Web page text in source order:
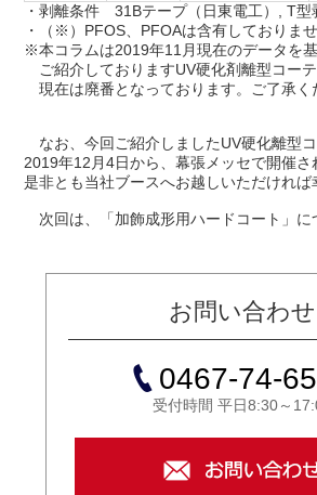
・剥離条件 31Bテープ（日東電工）, T
・（※）PFOS、PFOAは含有しておりませ
※本コラムは2019年11月現在のデータを基
ご紹介しておりますUV硬化剤離型コー
現在は廃番となっております。ご了承く
なお、今回ご紹介しましたUV硬化離型
2019年12月4日から、幕張メッセで開催
是非とも当社ブースへお越しいただければ
次回は、「加飾成形用ハードコート」
お問い合わせ
0467-74-
受付時間 平日8:30～